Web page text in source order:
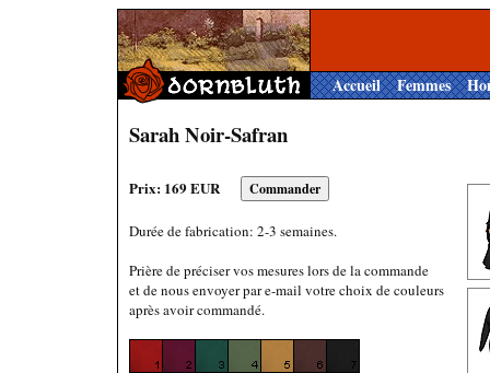
Accueil Femmes
Sarah Noir-Safran
Prix: 169 EUR
Durée de fabrication: 2-3 semaines.
Prière de préciser vos mesures lors de la commande
et de nous envoyer par e-mail votre choix de couleurs
après avoir commandé.